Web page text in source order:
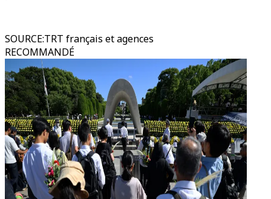
SOURCE:TRT français et agences
RECOMMANDÉ